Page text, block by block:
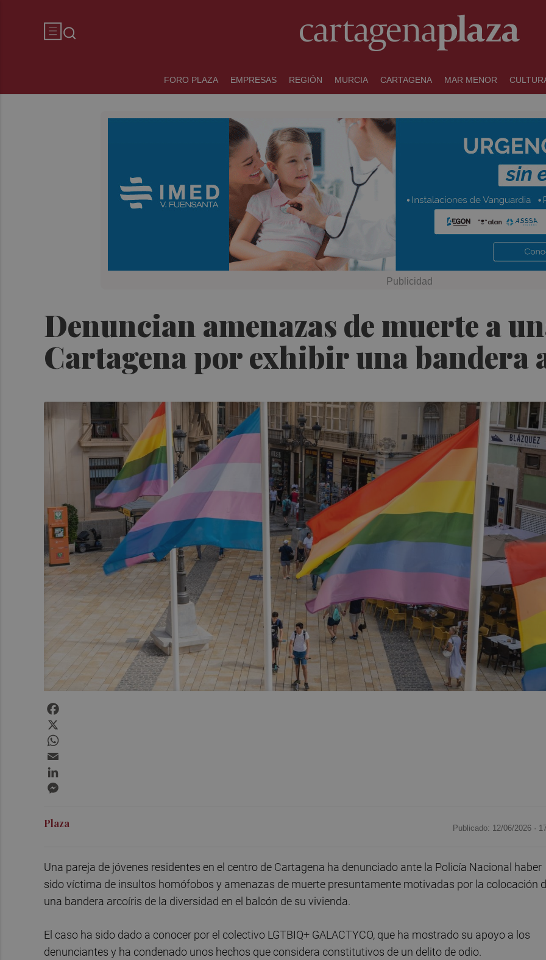
FORO PLAZA EMPRESAS REGIÓN MURCIA CARTAGENA MAR MENOR
Denuncian amenazas de muerte a
Cartagena por exhibir una bandera
Plaza Publicado: 12/06/2026 ·
Una pareja de jóvenes residentes en el centro de Cartagena ha denunciado ante la Policía Nacional haber
sido víctima de insultos homófobos y amenazas de muerte presuntamente motivadas por la colocación
una bandera arcoíris de la diversidad en el balcón de su vivienda.
El caso ha sido dado a conocer por el colectivo LGTBIQ+ GALACTYCO, que ha mostrado su apoyo a los
denunciantes y ha condenado unos hechos que considera constitutivos de un delito de odio.